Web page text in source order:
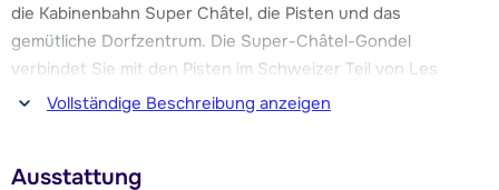
die Kabinenbahn Super Châtel, die Pisten und das
gemütliche Dorfzentrum. Die Super-Châtel-Gondel
verbindet Sie mit den Pisten im Schweizer Teil von Les
Portes du Soleil. Sie können auch den Skibus vom Zentrum
Avoriaz/Morzine. Die Haltestelle des Skibusses ist 200 m
Vollständige Beschreibung anzeigen
Ausstattung